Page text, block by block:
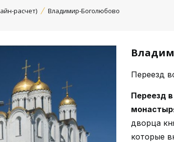
расчет) Владимир-Боголюбово
Открыть
Переезд
Переезд
дворца
которые